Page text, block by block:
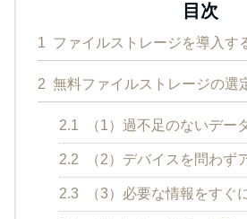
目次
1 ファイルストレージを導入す
2 無料ファイルストレージの選
2.1 （1）過不足のないデー
2.2 （2）デバイスを問わず
2.3 （3）必要な情報をすぐ